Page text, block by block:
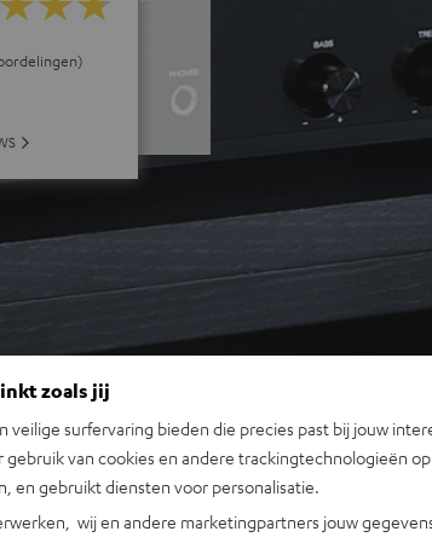
zoals jij
veilige surfervaring bieden die precies past bij jouw
gebruik van cookies en andere trackingtechnologieën
en gebruikt diensten voor personalisatie.
wij en andere marketingpartners jouw